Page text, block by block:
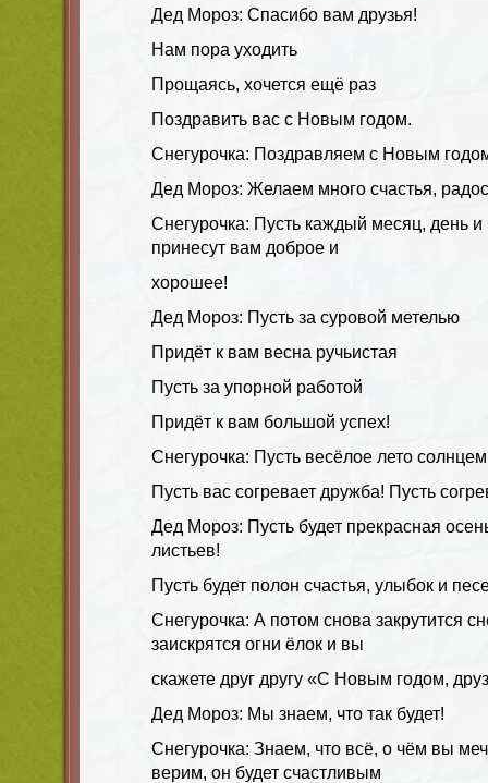
Дед Мороз: Спасибо вам друзья!
Нам пора уходить
Прощаясь, хочется ещё раз
Поздравить вас с Новым годом.
Снегурочка: Поздравляем с Новым
Дед Мороз: Желаем много счастья,
Снегурочка: Пусть каждый месяц, день и
принесут вам доброе и
хорошее!
Дед Мороз: Пусть за суровой метелью
Придёт к вам весна ручьистая
Пусть за упорной работой
Придёт к вам большой успех!
Снегурочка: Пусть весёлое лето
Пусть вас согревает дружба! Пусть
Дед Мороз: Пусть будет прекрасная
листьев!
Пусть будет полон счастья, улыбок и
Снегурочка: А потом снова закрутится
заискрятся огни ёлок и вы
скажете друг другу «С Новым годом,
Дед Мороз: Мы знаем, что так будет!
Снегурочка: Знаем, что всё, о чём вы
верим, он будет счастливым